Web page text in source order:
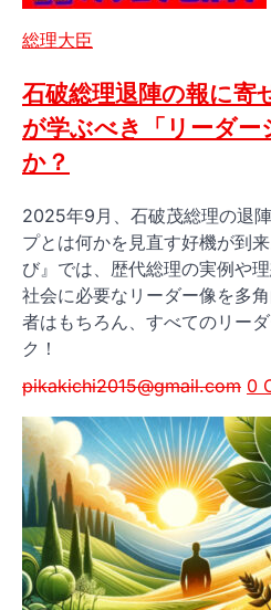
Posted
総理大臣
石破総理退陣の報に
が学ぶべき「リーダー
か？
2025年9月、石破茂総理の退
プとは何かを見直す好機が到
び』では、歴代総理の実例や
社会に必要なリーダー像を多
者はもちろん、すべてのリー
ク！
pikakichi2015@gmail.com 0